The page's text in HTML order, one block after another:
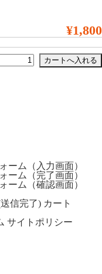
¥1,800
ーム（入力画面）
ーム（完了画面）
ーム（確認画面）
信完了) カート
サイトポリシー